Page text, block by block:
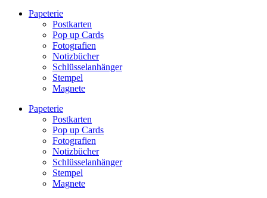
Papeterie
Postkarten
Pop up Cards
Fotografien
Notizbücher
Schlüsselanhänger
Stempel
Magnete
Papeterie
Postkarten
Pop up Cards
Fotografien
Notizbücher
Schlüsselanhänger
Stempel
Magnete